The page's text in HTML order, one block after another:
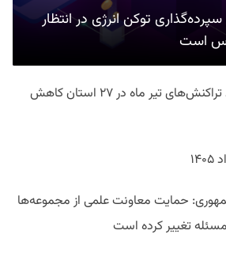
توکن انرژی در انتظار
است
گزارش شاپرک: تعداد تراکنش‌های تیر ماه در ۲۷ استان‌ کاهش
حمایت معاونت علمی از مجموعه‌ها
تغییر کرده است